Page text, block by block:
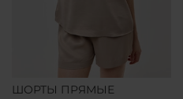
ШОРТЫ ПРЯМЫЕ